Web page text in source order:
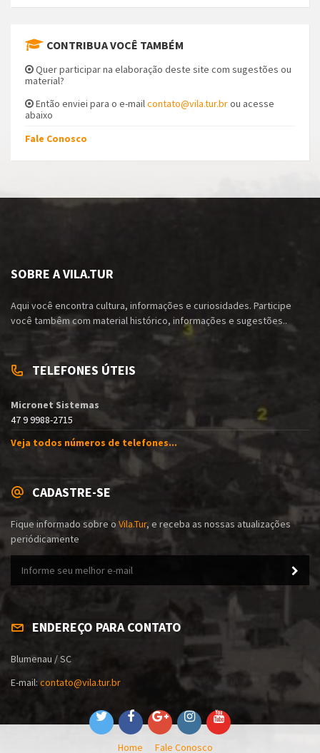
CONTRIBUA VOCÊ TAMBÉM
Quer participar na elaboração deste site com sugestões ou
material?
Então enviei para o e-mailcontato@vila.tur.brou acesse
abaixo
Fale Conosco
SOBRE A VILA.TUR
Aqui você encontra cultura, informações e curiosidades. Participe
você tambêm com material histórico, informações e sugestões..
TELEFONES ÚTEIS
Micronet Sistemas
47 9 9988-2715
Veja todos números de telefones...
CADASTRE-SE
Fique informado sobre o Vila.Tur, e receba as nossas atualizações
periódicamente
ENDEREÇO PARA CONTATO
Blumenau / SC
E-mail: contato@vila.tur.br
Home Fale Conosco